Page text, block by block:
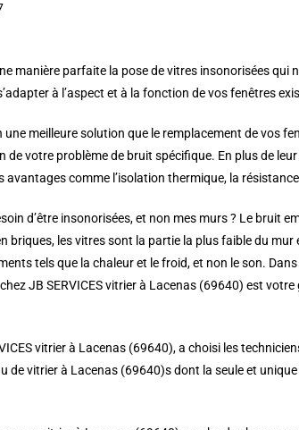
manière parfaite la pose de vitres insonorisées
à l’aspect et à la fonction de vos fenêtres
une meilleure solution que le remplacement de vos
votre problème de bruit spécifique. En plus de
comme l’isolation thermique, la
d’être insonorisées, et non mes murs ? Le bruit
briques, les vitres sont la partie la plus faible du
tels que la chaleur et le froid, et non le son.
JB SERVICES vitrier à Lacenas (69640) est
vitrier à Lacenas (69640), a choisi les
de vitrier à Lacenas (69640)s dont la seule et